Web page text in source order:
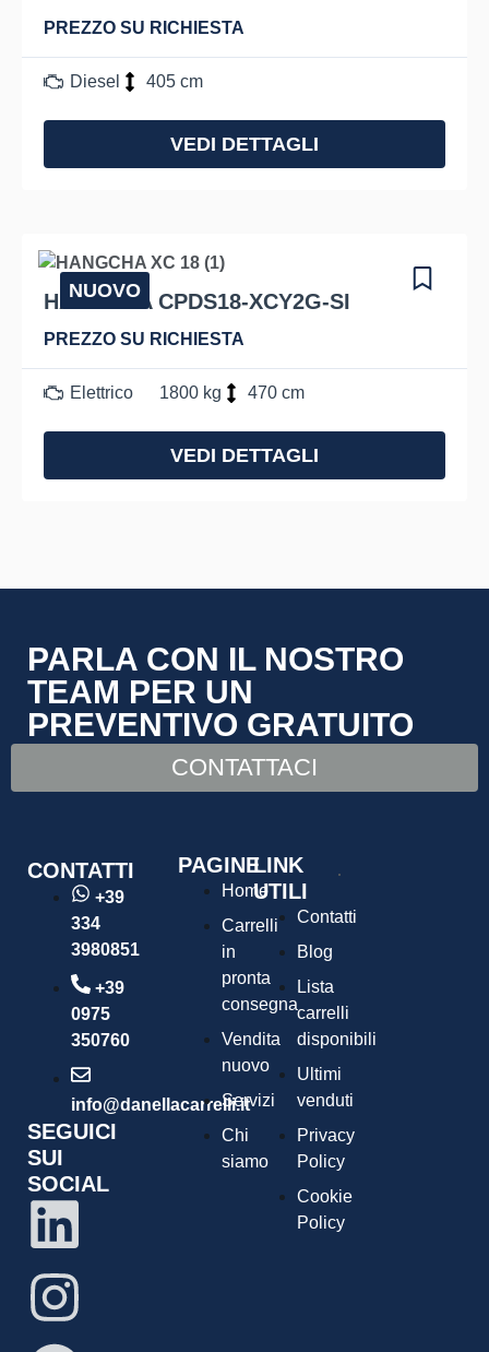
PREZZO SU RICHIESTA
Diesel 405 cm
VEDI DETTAGLI
HANGCHA CPDS18-XCY2G-SI
PREZZO SU RICHIESTA
Elettrico 1800 kg 470 cm
VEDI DETTAGLI
NUOVO
PARLA CON IL NOSTRO
TEAM PER UN
PREVENTIVO GRATUITO
CONTATTACI
CONTATTI
+39
334
3980851
+39
0975
350760
info@danellacarrelli.it
SEGUICI
SUI
SOCIAL
PAGINE
Home
Carrelli
in
pronta
consegna
Vendita
nuovo
Servizi
Chi
siamo
LINK
UTILI
Contatti
Blog
Lista
carrelli
disponibili
Ultimi
venduti
Privacy
Policy
Cookie
Policy